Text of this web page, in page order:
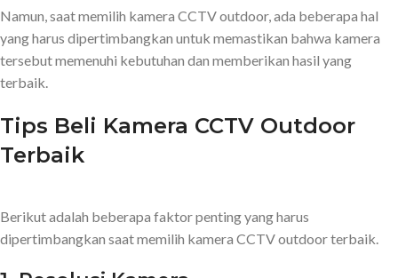
Namun, saat memilih kamera CCTV outdoor, ada beberapa hal
yang harus dipertimbangkan untuk memastikan bahwa kamera
tersebut memenuhi kebutuhan dan memberikan hasil yang
terbaik.
Tips Beli Kamera CCTV Outdoor
Terbaik
Berikut adalah beberapa faktor penting yang harus
dipertimbangkan saat memilih kamera CCTV outdoor terbaik.